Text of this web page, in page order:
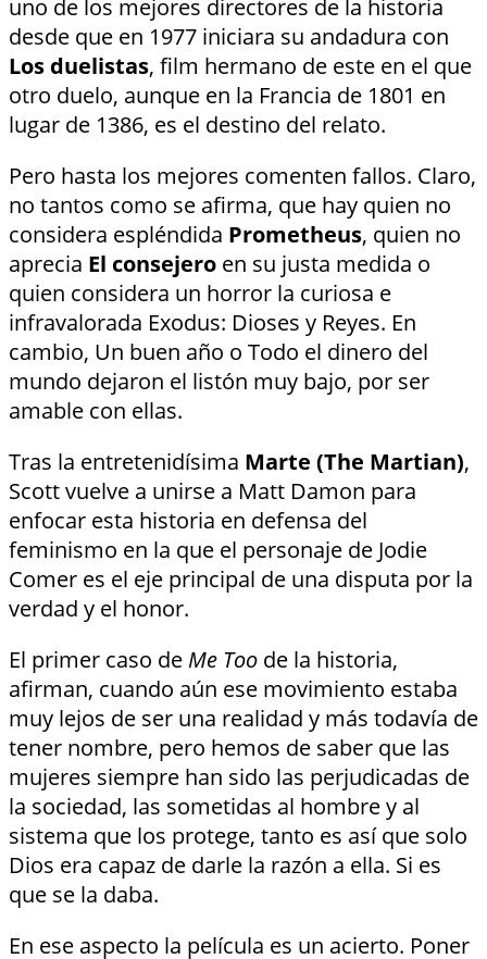
uno de los mejores directores de la historia
desde que en 1977 iniciara su andadura con
Los duelistas, film hermano de este en el que
otro duelo, aunque en la Francia de 1801 en
lugar de 1386, es el destino del relato.
Pero hasta los mejores comenten fallos. Claro,
no tantos como se afirma, que hay quien no
considera espléndida Prometheus, quien no
aprecia El consejero en su justa medida o
quien considera un horror la curiosa e
infravalorada Exodus: Dioses y Reyes. En
cambio, Un buen año o Todo el dinero del
mundo dejaron el listón muy bajo, por ser
amable con ellas.
Tras la entretenidísima Marte (The Martian),
Scott vuelve a unirse a Matt Damon para
enfocar esta historia en defensa del
feminismo en la que el personaje de Jodie
Comer es el eje principal de una disputa por la
verdad y el honor.
El primer caso de Me Too de la historia,
afirman, cuando aún ese movimiento estaba
muy lejos de ser una realidad y más todavía de
tener nombre, pero hemos de saber que las
mujeres siempre han sido las perjudicadas de
la sociedad, las sometidas al hombre y al
sistema que los protege, tanto es así que solo
Dios era capaz de darle la razón a ella. Si es
que se la daba.
En ese aspecto la película es un acierto. Poner